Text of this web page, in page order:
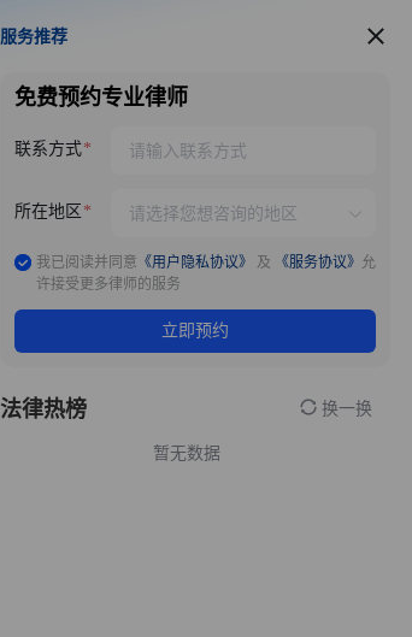
服务推荐
服务推荐
免费预约专业律师
联系方式
所在地区
我已阅读并同意 《用户隐私协议》 及 《服务协议》 允
许接受更多律师的服务
立即预约
法律热榜 换一换
暂无数据